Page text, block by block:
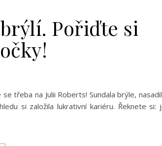
Pořiďte si
třeba na Julii Roberts! Sundala brýle,
si založila lukrativní kariéru. Řeknete si: